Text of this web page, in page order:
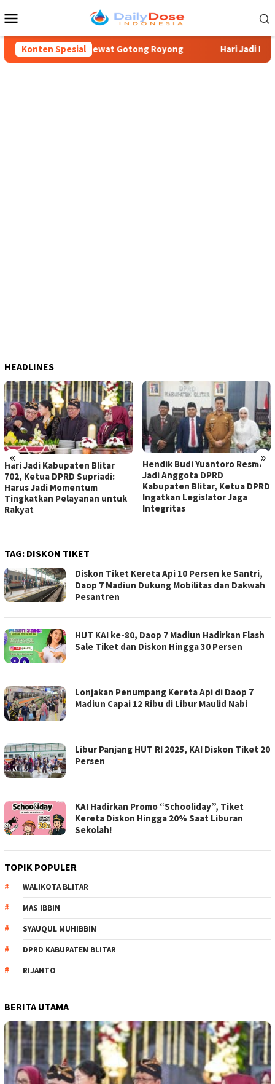
ke
Mobile
Konten Spesial
Kuncara” Lewat Gotong Royong Hari Jadi
HEADLINES
« »
Blitar
untuk
Hendik Budi Yuantoro Resmi
Jadi Anggota DPRD
Kabupaten Blitar, Ketua DPRD
Ingatkan Legislator Jaga
DPRD
KUA-PPAS 2027,
Rijanto Paparkan
Prioritas
TAG: DISKON TIKET
Diskon Tiket Kereta Api 10 Persen ke Santri,
Daop 7 Madiun Dukung Mobilitas dan Dakwah
Pesantren
HUT KAI ke-80, Daop 7 Madiun Hadirkan Flash
Sale Tiket dan Diskon Hingga 30 Persen
Lonjakan Penumpang Kereta Api di Daop 7
Madiun Capai 12 Ribu di Libur Maulid Nabi
Libur Panjang HUT RI 2025, KAI Diskon Tiket 20
Persen
KAI Hadirkan Promo “Schooliday”, Tiket
Kereta Diskon Hingga 20% Saat Liburan
Sekolah!
TOPIK POPULER
WALIKOTA BLITAR
MAS IBBIN
SYAUQUL MUHIBBIN
DPRD KABUPATEN BLITAR
RIJANTO
BERITA UTAMA